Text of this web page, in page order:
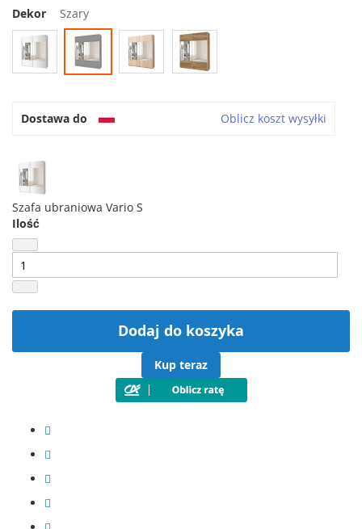
Dekor Szary
Dostawa do Oblicz koszt wysyłki
Szafa ubraniowa Vario S
Ilość
Dodaj do koszyka
Kup teraz